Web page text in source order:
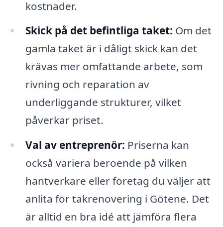
kostnader.
Skick på det befintliga taket: Om det
gamla taket är i dåligt skick kan det
krävas mer omfattande arbete, som
rivning och reparation av
underliggande strukturer, vilket
påverkar priset.
Val av entreprenör: Priserna kan
också variera beroende på vilken
hantverkare eller företag du väljer att
anlita för takrenovering i Götene. Det
är alltid en bra idé att jämföra flera